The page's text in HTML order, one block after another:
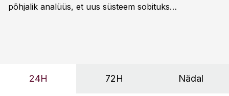
põhjalik analüüs, et uus süsteem sobituks
OÜ tegevjuht Sander Mitendorf.
24H 72H Nädal